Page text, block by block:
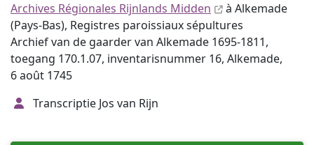
Archives Régionales Rijnlands Midden
à Alkemade
(Pays-Bas), Registres paroissiaux sépultures
Archief van de gaarder van Alkemade 1695-1811,
toegang 170.1.07, inventarisnummer 16, Alkemade,
6 août 1745
Transcriptie Jos van Rijn